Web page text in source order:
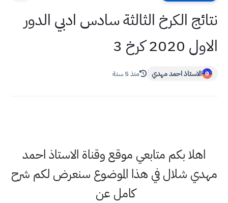
نتائج الكرخ الثالثة سادس ادبي الدور
الاول 2020 كرخ 3
الاستاذ احمد مهدي منذ 5 سنة
اهلا بكم متابعي موقع وقناة الاستاذ احمد
مهدي شلال في هذا الموضوع سنعرض لكم شرح
كامل عن